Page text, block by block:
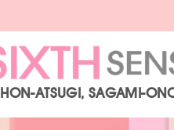
HON-ATSUGI, SAGAMI-